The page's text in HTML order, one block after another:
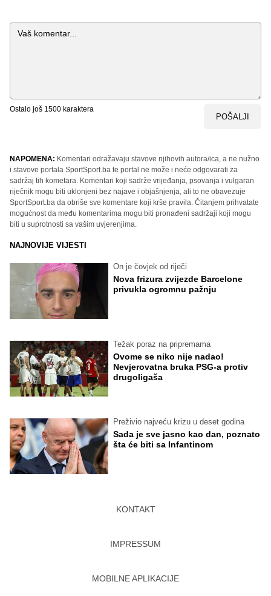
Komentar
Ostalo još 1500 karaktera
POŠALJI
NAPOMENA: Komentari odražavaju stavove njihovih autora/ica, a ne nužno
i stavove portala SportSport.ba te portal ne može i neće odgovarati za
sadržaj tih kometara. Komentari koji sadrže vrijeđanja, psovanja i vulgaran
riječnik mogu biti uklonjeni bez najave i objašnjenja, ali to ne obavezuje
SportSport.ba da obriše sve komentare koji krše pravila. Čitanjem prihvatate
mogućnost da među komentarima mogu biti pronađeni sadržaji koji mogu
biti u suprotnosti sa vašim uvjerenjima.
NAJNOVIJE VIJESTI
On je čovjek od riječi
Nova frizura zvijezde Barcelone
privukla ogromnu pažnju
Težak poraz na pripremama
Ovome se niko nije nadao!
Nevjerovatna bruka PSG-a protiv
drugoligaša
Preživio najveću krizu u deset godina
Sada je sve jasno kao dan, poznato
šta će biti sa Infantinom
KONTAKT
IMPRESSUM
MOBILNE APLIKACIJE